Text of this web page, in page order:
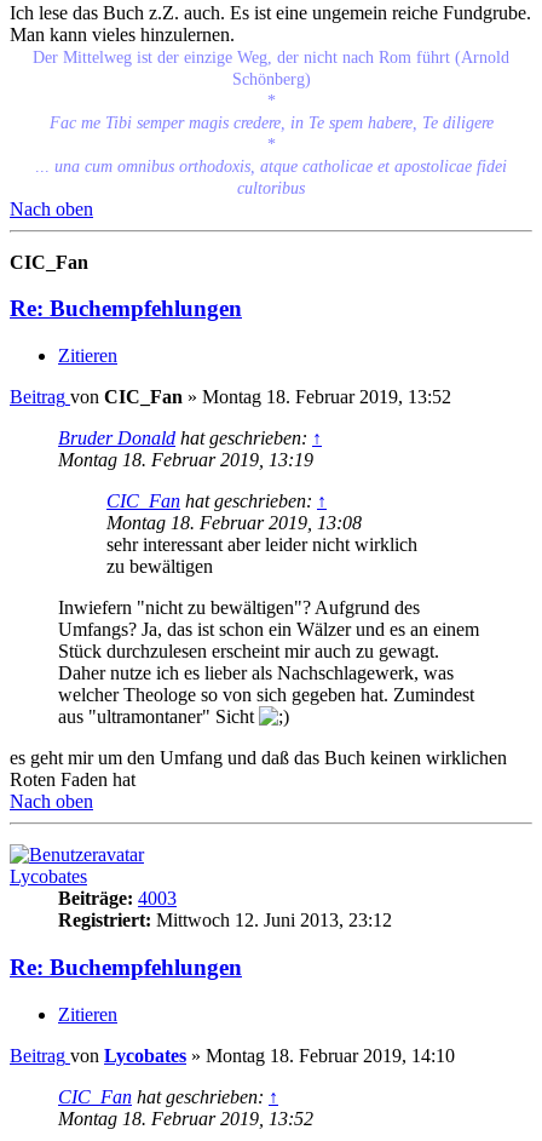
Ich lese das Buch z.Z. auch. Es ist eine ungemein reiche Fundgrube.
Man kann vieles hinzulernen.
Der Mittelweg ist der einzige Weg, der nicht nach Rom führt (Arnold
Schönberg)
*
Fac me Tibi semper magis credere, in Te spem habere, Te diligere
*
una cum omnibus orthodoxis, atque catholicae et apostolicae fidei
cultoribus
Nach oben
CIC_Fan
Re: Buchempfehlungen
Zitieren
Beitrag von CIC_Fan » Montag 18. Februar 2019, 13:52
Bruder Donald hat geschrieben: ↑
Montag 18. Februar 2019, 13:19
CIC_Fan hat geschrieben: ↑
Montag 18. Februar 2019, 13:08
sehr interessant aber leider nicht wirklich
zu bewältigen
Inwiefern "nicht zu bewältigen"? Aufgrund des
Umfangs? Ja, das ist schon ein Wälzer und es an einem
Stück durchzulesen erscheint mir auch zu gewagt.
Daher nutze ich es lieber als Nachschlagewerk, was
welcher Theologe so von sich gegeben hat. Zumindest
aus "ultramontaner" Sicht
es geht mir um den Umfang und daß das Buch keinen wirklichen
Roten Faden hat
Nach oben
Lycobates
Beiträge: 4003
Registriert: Mittwoch 12. Juni 2013, 23:12
Re: Buchempfehlungen
Zitieren
Beitrag von Lycobates » Montag 18. Februar 2019, 14:10
CIC_Fan hat geschrieben: ↑
Montag 18. Februar 2019, 13:52